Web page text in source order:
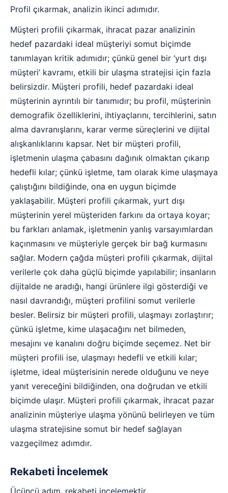
Profil çıkarmak, analizin ikinci adımıdır.
Müşteri profili çıkarmak, ihracat pazar analizinin
hedef pazardaki ideal müşteriyi somut biçimde
tanımlayan kritik adımıdır; çünkü genel bir ‘yurt dışı
müşteri’ kavramı, etkili bir ulaşma stratejisi için fazla
belirsizdir. Müşteri profili, hedef pazardaki ideal
müşterinin ayrıntılı bir tanımıdır; bu profil, müşterinin
demografik özelliklerini, ihtiyaçlarını, tercihlerini, satın
alma davranışlarını, karar verme süreçlerini ve dijital
alışkanlıklarını kapsar. Net bir müşteri profili,
işletmenin ulaşma çabasını dağınık olmaktan çıkarıp
hedefli kılar; çünkü işletme, tam olarak kime ulaşmaya
çalıştığını bildiğinde, ona en uygun biçimde
yaklaşabilir. Müşteri profili çıkarmak, yurt dışı
müşterinin yerel müşteriden farkını da ortaya koyar;
bu farkları anlamak, işletmenin yanlış varsayımlardan
kaçınmasını ve müşteriyle gerçek bir bağ kurmasını
sağlar. Modern çağda müşteri profili çıkarmak, dijital
verilerle çok daha güçlü biçimde yapılabilir; insanların
dijitalde ne aradığı, hangi ürünlere ilgi gösterdiği ve
nasıl davrandığı, müşteri profilini somut verilerle
besler. Belirsiz bir müşteri profili, ulaşmayı zorlaştırır;
çünkü işletme, kime ulaşacağını net bilmeden,
mesajını ve kanalını doğru biçimde seçemez. Net bir
müşteri profili ise, ulaşmayı hedefli ve etkili kılar;
işletme, ideal müşterisinin nerede olduğunu ve neye
yanıt vereceğini bildiğinden, ona doğrudan ve etkili
biçimde ulaşır. Müşteri profili çıkarmak, ihracat pazar
analizinin müşteriye ulaşma yönünü belirleyen ve tüm
ulaşma stratejisine somut bir hedef sağlayan
vazgeçilmez adımdır.
Rekabeti İncelemek
Üçüncü adım, rekabeti incelemektir.